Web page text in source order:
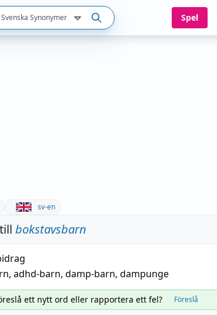
Svenska Synonymer Spel
sv-en
bokstavsbarn
, adhd-barn, damp-barn, dampunge
ett nytt ord eller rapportera ett fel? Föreslå